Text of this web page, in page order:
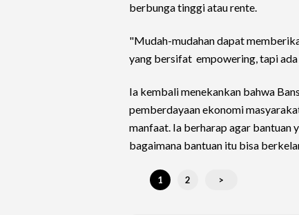
berbunga tinggi atau rente.
"Mudah-mudahan dapat
yang bersifat empowering, tapi
Ia kembali menekankan bahwa
pemberdayaan ekonomi
manfaat. Ia berharap agar bantuan
bagaimana bantuan itu bisa
1 2 >